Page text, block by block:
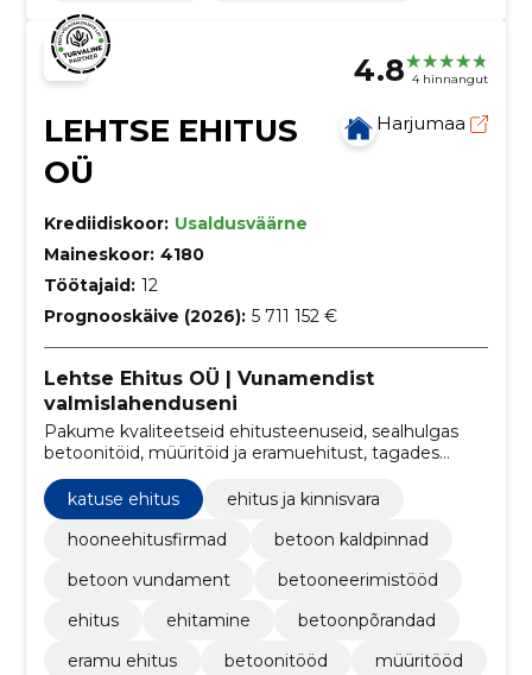
4.8 4 hinnangut
LEHTSE EHITUS
OÜ
Harjumaa
Krediidiskoor: Usaldusväärne
Maineskoor: 4180
Töötajaid: 12
Prognooskäive (2026): 5 711 152 €
Lehtse Ehitus OÜ | Vunamendist
valmislahenduseni
Pakume kvaliteetseid ehitusteenuseid, sealhulgas
betoonitöid, müüritöid ja eramuehitust, tagades
klientidele professionaalse töö ning rahulolu.
katuse ehitus
ehitus ja kinnisvara
hooneehitusfirmad
betoon kaldpinnad
betoon vundament
betooneerimistööd
ehitus
ehitamine
betoonpõrandad
eramu ehitus
betoonitööd
müüritööd